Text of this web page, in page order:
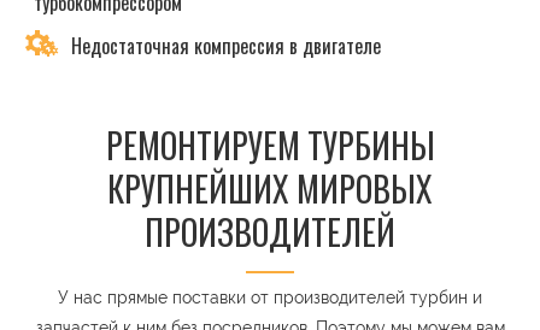
Недостаточная компрессия в двигателе
РЕМОНТИРУЕМ ТУРБИНЫ
КРУПНЕЙШИХ МИРОВЫХ
ПРОИЗВОДИТЕЛЕЙ
У нас прямые поставки от производителей турбин и